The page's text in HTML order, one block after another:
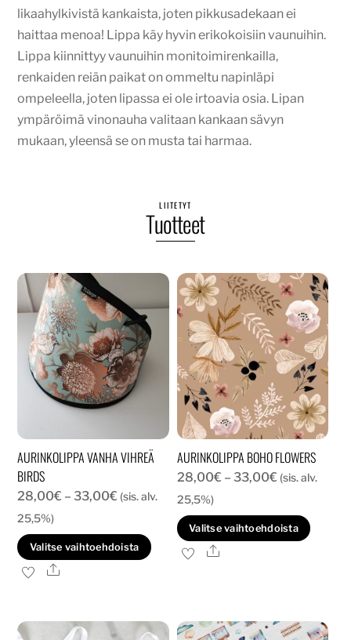
likaahylkivistä kankaista, joten pikkusadekaan ei
haittaa menoa! Lippa käy hyvin erikokoisiin vaunuihin.
Lippa kiinnittyy vaunuihin monitoimirenkailla,
renkaiden reiän paikat on ommeltu napinläpi
ompeleella, joten lipassa ei ole irtoavia osia. Lipan
ympäröimä vinonauha valitaan kankaan sävyn
mukaan, yleensä se on musta tai harmaa.
LIITETYT
Tuotteet
AURINKOLIPPA VANHA VIHREÄ
BIRDS
28,00€ – 33,00€ Hintaluokka:
-
33,00€
(sis. alv.
25,5%)
Valitse vaihtoehdoista
Tällä
muunnelma.
Ale
AURINKOLIPPA BOHO FLOWERS
28,00€ – 33,00€Hintaluokka:
-
33,00€
(sis. alv.
25,5%)
Valitse vaihtoehdoista
Voit
Ale